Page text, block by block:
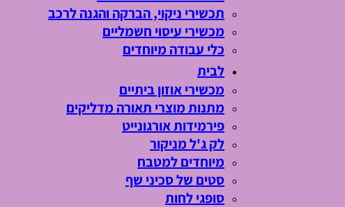
תכשירי ניקוי, הברקה והגנה לרכב
מכשירי עיסוי חשמליים
כלי עבודה מיוחדים
לבית
מכשירי אוזון ביתיים
מתנות מוצרי תאורה מדליקים
פירמידות אורגונייט
לק ג'ל מניקור
מיוחדים למטבח
סטים של סכיני שף
סופגי לחות